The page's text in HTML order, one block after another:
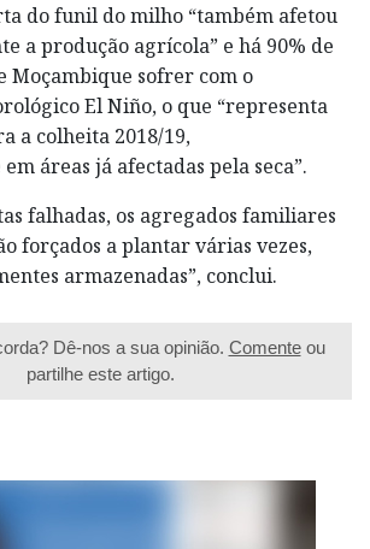
do funil do milho “também afetou
a produção agrícola” e há 90% de
Moçambique sofrer com o
El Niño, o que “representa
a colheita 2018/19,
áreas já afectadas pela seca”.
falhadas, os agregados familiares
forçados a plantar várias vezes,
armazenadas”, conclui.
Dê-nos a sua opinião. Comenteou
partilhe este artigo.